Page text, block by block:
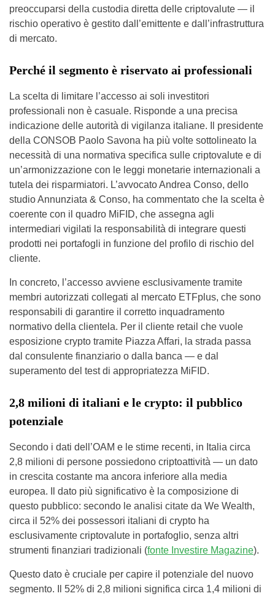
preoccuparsi della custodia diretta delle criptovalute — il
rischio operativo è gestito dall’emittente e dall’infrastruttura
di mercato.
Perché il segmento è riservato ai professionali
La scelta di limitare l’accesso ai soli investitori
professionali non è casuale. Risponde a una precisa
indicazione delle autorità di vigilanza italiane. Il presidente
della CONSOB Paolo Savona ha più volte sottolineato la
necessità di una normativa specifica sulle criptovalute e di
un’armonizzazione con le leggi monetarie internazionali a
tutela dei risparmiatori. L’avvocato Andrea Conso, dello
studio Annunziata & Conso, ha commentato che la scelta è
coerente con il quadro MiFID, che assegna agli
intermediari vigilati la responsabilità di integrare questi
prodotti nei portafogli in funzione del profilo di rischio del
cliente.
In concreto, l’accesso avviene esclusivamente tramite
membri autorizzati collegati al mercato ETFplus, che sono
responsabili di garantire il corretto inquadramento
normativo della clientela. Per il cliente retail che vuole
esposizione crypto tramite Piazza Affari, la strada passa
dal consulente finanziario o dalla banca — e dal
superamento del test di appropriatezza MiFID.
2,8 milioni di italiani e le crypto: il pubblico
potenziale
Secondo i dati dell’OAM e le stime recenti, in Italia circa
2,8 milioni di persone possiedono criptoattività — un dato
in crescita costante ma ancora inferiore alla media
europea. Il dato più significativo è la composizione di
questo pubblico: secondo le analisi citate da We Wealth,
circa il 52% dei possessori italiani di crypto ha
esclusivamente criptovalute in portafoglio, senza altri
strumenti finanziari tradizionali (fonte Investire Magazine).
Questo dato è cruciale per capire il potenziale del nuovo
segmento. Il 52% di 2,8 milioni significa circa 1,4 milioni di